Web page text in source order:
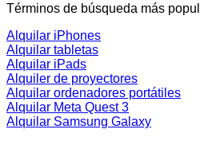
Términos de búsqueda más
Alquilar iPhones
Alquilar tabletas
Alquilar iPads
Alquiler de proyectores
Alquilar ordenadores portátiles
Alquilar Meta Quest 3
Alquilar Samsung Galaxy